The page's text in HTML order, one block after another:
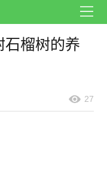
石榴树的养
27